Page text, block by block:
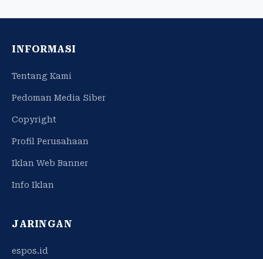
INFORMASI
Tentang Kami
Pedoman Media Siber
Copyright
Profil Perusahaan
Iklan Web Banner
Info Iklan
JARINGAN
espos.id